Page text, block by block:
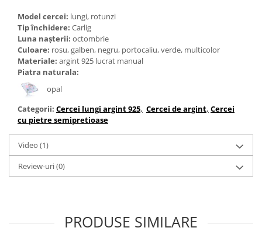
Model cercei: lungi, rotunzi
Tip închidere: Carlig
Luna nașterii: octombrie
Culoare: rosu, galben, negru, portocaliu, verde, multicolor
Materiale: argint 925 lucrat manual
Piatra naturala:
opal
Categorii: Cercei lungi argint 925, Cercei de argint, Cercei
cu pietre semipretioase
Video (1)
Review-uri(0)
PRODUSE SIMILARE